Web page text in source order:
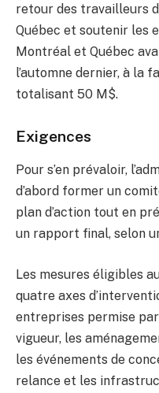
retour des travailleurs
Québec et soutenir les
Montréal et Québec
l’automne dernier, à la
totalisant 50 M$.
Exigences
Pour s’en prévaloir,
d’abord former un
plan d’action tout en
un rapport final, selon
Les mesures éligibles
quatre axes
entreprises permise
vigueur, les
les événements de
relance et les